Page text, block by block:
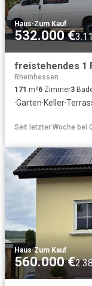
Haus·Zum Kauf
532.000 €
Rheinhessen
171 m²6 Zimmer3
·Garten·Keller·
Seit letzter Woche bei
Haus·Zum Kauf
560.000 €